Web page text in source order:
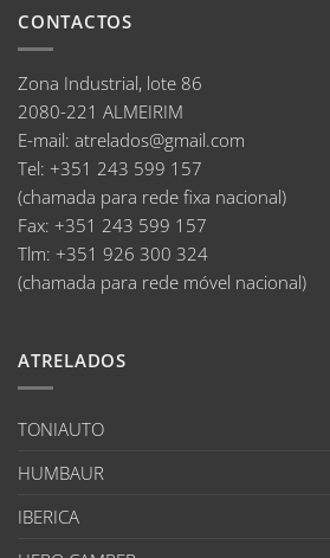
CONTACTOS
Zona Industrial, lote 86
2080-221 ALMEIRIM
E-mail: atrelados@gmail.com
Tel: +351 243 599 157
(chamada para rede fixa nacional)
Fax: +351 243 599 157
Tlm: +351 926 300 324
(chamada para rede móvel nacional)
ATRELADOS
TONIAUTO
HUMBAUR
IBERICA